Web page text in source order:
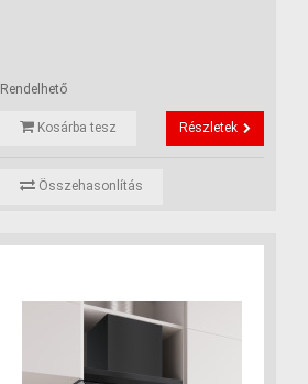
Rendelhető
Kosárba tesz Részletek
Összehasonlítás